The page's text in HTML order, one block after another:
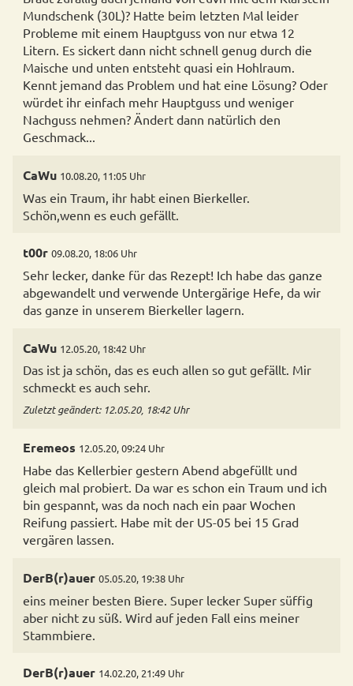
Mundschenk (30L)? Hatte beim letzten Mal leider
Probleme mit einem Hauptguss von nur etwa 12
Litern. Es sickert dann nicht schnell genug durch die
Maische und unten entsteht quasi ein Hohlraum.
Kennt jemand das Problem und hat eine Lösung? Oder
würdet ihr einfach mehr Hauptguss und weniger
Nachguss nehmen? Ändert dann natürlich den
Geschmack...
CaWu 10.08.20, 11:05 Uhr
Was ein Traum, ihr habt einen Bierkeller.
Schön,wenn es euch gefällt.
t00r 09.08.20, 18:06 Uhr
Sehr lecker, danke für das Rezept! Ich habe das ganze
abgewandelt und verwende Untergärige Hefe, da wir
das ganze in unserem Bierkeller lagern.
CaWu 12.05.20, 18:42 Uhr
Das ist ja schön, das es euch allen so gut gefällt. Mir
schmeckt es auch sehr.
Zuletzt geändert: 12.05.20, 18:42 Uhr
Eremeos 12.05.20, 09:24 Uhr
Habe das Kellerbier gestern Abend abgefüllt und
gleich mal probiert. Da war es schon ein Traum und ich
bin gespannt, was da noch nach ein paar Wochen
Reifung passiert. Habe mit der US-05 bei 15 Grad
vergären lassen.
DerB(r)auer 05.05.20, 19:38 Uhr
eins meiner besten Biere. Super lecker Super süffig
aber nicht zu süß. Wird auf jeden Fall eins meiner
Stammbiere.
DerB(r)auer 14.02.20, 21:49 Uhr